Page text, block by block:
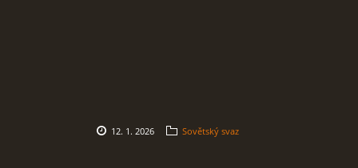
NÁVŠTĚVNÍ KNIHA12. 1. 2026 Sovětský svaz